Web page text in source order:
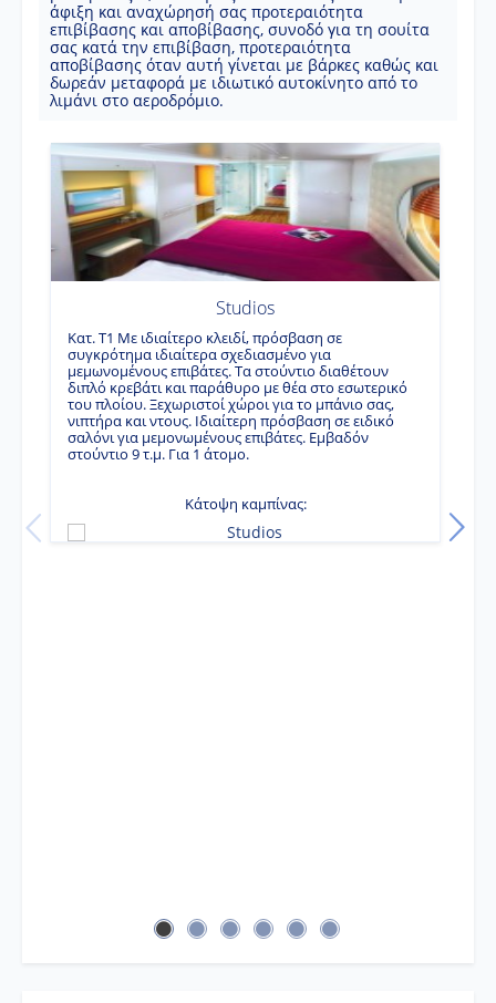
άφιξη και αναχώρησή σας προτεραιότητα
επιβίβασης και αποβίβασης, συνοδό για τη σουίτα
σας κατά την επιβίβαση, προτεραιότητα
αποβίβασης όταν αυτή γίνεται με βάρκες καθώς και
δωρεάν μεταφορά με ιδιωτικό αυτοκίνητο από το
λιμάνι στο αεροδρόμιο.
Studios
Κατ. Τ1 Με ιδιαίτερο κλειδί, πρόσβαση σε
συγκρότημα ιδιαίτερα σχεδιασμένο για
μεμωνομένους επιβάτες. Τα στούντιο διαθέτουν
διπλό κρεβάτι και παράθυρο με θέα στο εσωτερικό
του πλοίου. Ξεχωριστοί χώροι για το μπάνιο σας,
νιπτήρα και ντους. Ιδιαίτερη πρόσβαση σε ειδικό
σαλόνι για μεμονωμένους επιβάτες. Εμβαδόν
στούντιο 9 τ.μ. Για 1 άτομο.
Κάτοψη καμπίνας: